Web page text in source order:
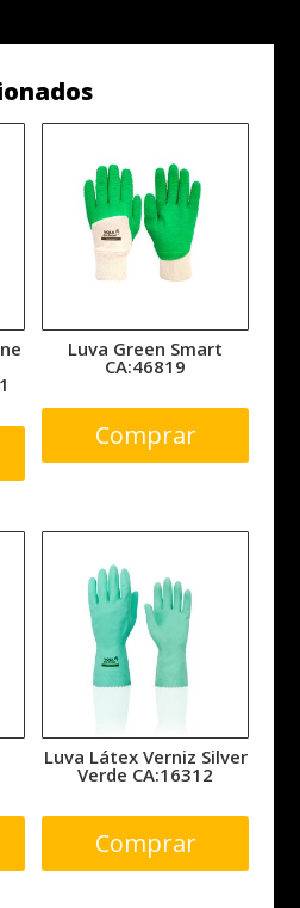
Luva Green Smart
CA:46819
Comprar
Luva Látex Verniz Silver
Verde CA:16312
Comprar